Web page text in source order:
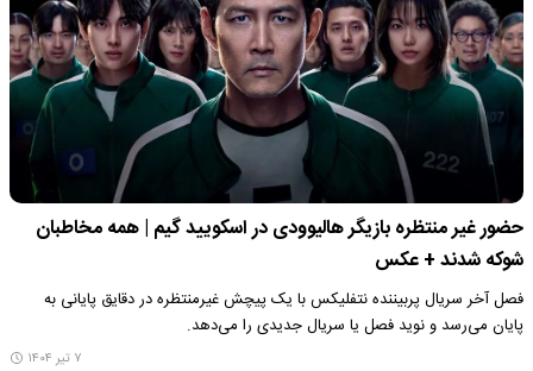
حضور غیر منتظره بازیگر هالیوودی در اسکویید گیم | همه مخاطبان
شوکه شدند + عکس
فصل آخر سریال پربیننده نتفلیکس با یک پیچش غیرمنتظره در دقایق پایانی به
پایان می‌رسد و نوید فصل یا سریال جدیدی را می‌دهد.
۷ تیر ۱۴۰۴